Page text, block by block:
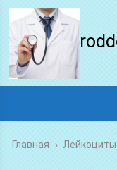
Главная › Лейкоциты